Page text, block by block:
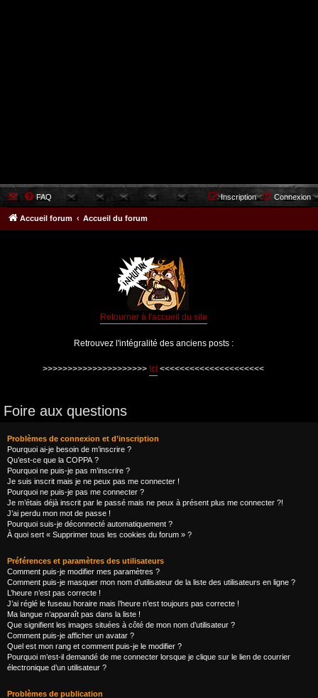
FAQ Connexion
Inscription
Accueil forum Accueil du forum
Retourner à l'accueil du site
Retrouvez l'intégralité des anciens posts :
>>>>>>>>>>>>>>>>>>>>> Ici <<<<<<<<<<<<<<<<<<<<<
Foire aux questions
Problèmes de connexion et d’inscription
Pourquoi ai-je besoin de m’inscrire ?
Qu’est-ce que la COPPA ?
Pourquoi ne puis-je pas m’inscrire ?
Je suis inscrit mais je ne peux pas me connecter !
Pourquoi ne puis-je pas me connecter ?
Je m’étais déjà inscrit par le passé mais ne peux à présent plus me connecter ?!
J’ai perdu mon mot de passe !
Pourquoi suis-je déconnecté automatiquement ?
À quoi sert « Supprimer tous les cookies du forum » ?
Préférences et paramètres des utilisateurs
Comment puis-je modifier mes paramètres ?
Comment puis-je masquer mon nom d’utilisateur de la liste des utilisateurs en ligne ?
L’heure n’est pas correcte !
J’ai réglé le fuseau horaire mais l’heure n’est toujours pas correcte !
Ma langue n’apparaît pas dans la liste !
Que signifient les images situées à côté de mon nom d’utilisateur ?
Comment puis-je afficher un avatar ?
Quel est mon rang et comment puis-je le modifier ?
Pourquoi m’est-il demandé de me connecter lorsque je clique sur le lien de courrier
électronique d’un utilisateur ?
Problèmes de publication